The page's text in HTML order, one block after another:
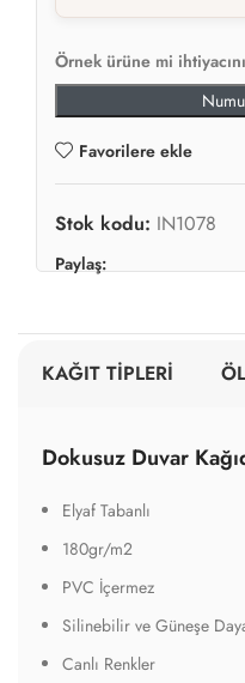
Örnek ürüne mi
Favorilere ekle
Stok kodu: IN1078
Paylaş:
KAĞIT TİPLERİ
Dokusuz Duvar
Elyaf Tabanlı
180gr/m2
PVC İçermez
Silinebilir ve Güneşe
Canlı Renkler